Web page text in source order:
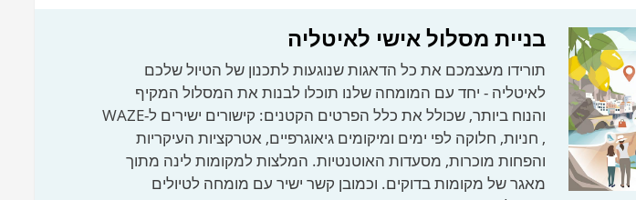
בניית מסלול אישי לאיטליה
תורידו מעצמכם את כל הדאגות שנוגעות לתכנון של הטיול שלכם
לאיטליה - יחד עם המומחה שלנו תוכלו לבנות את המסלול המקיף
והנוח ביותר, שכולל את כלל הפרטים הקטנים: קישורים ישירים ל-WAZE
, חניות, חלוקה לפי ימים ומיקומים גיאוגרפיים, אטרקציות העיקריות
והפחות מוכרות, מסעדות האוטנטיות. המלצות למקומות לינה מתוך
מאגר של מקומות בדוקים. וכמובן קשר ישיר עם מומחה לטיולים